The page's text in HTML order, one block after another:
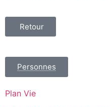
Retour
Personnes
Plan Vie